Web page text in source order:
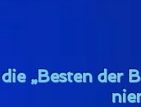
„Besten der